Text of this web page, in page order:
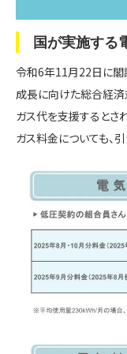
国が実施する
令和6年11月22日に閣
成長に向けた総合経済
ガス代を支援するとさ
ガス料金についても、